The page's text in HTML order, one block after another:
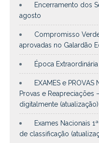
Encerramento dos
agosto
Compromisso
aprovadas no Galardão
Época
EXAMES e
Provas e Reapreciações
digitalmente (atualização)
Exames Nacionais
de classificação